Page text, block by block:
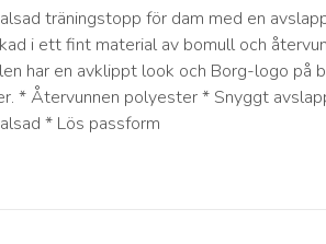
träningstopp för dam med en
i ett fint material av bomull och
har en avklippt look och Borg-logo på
* Återvunnen polyester * Snyggt
* Lös passform